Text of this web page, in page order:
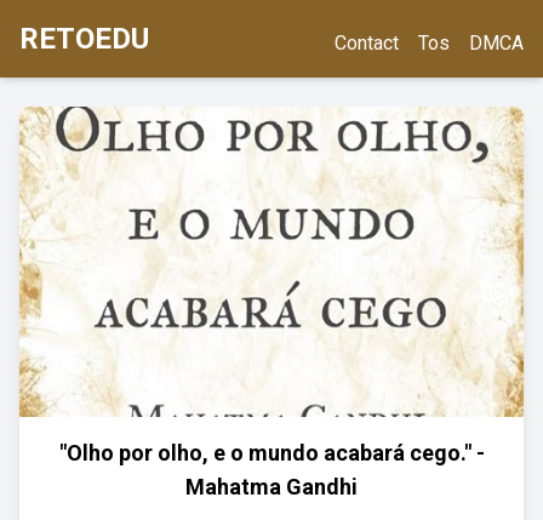
RETOEDU Contact Tos DMCA
"Olho por olho, e o mundo acabará cego." -
Mahatma Gandhi